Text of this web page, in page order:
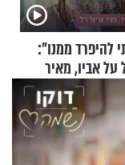
להיפרד ממנו":
על אביו, מאיר